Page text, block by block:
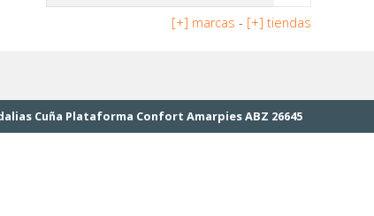
[+] marcas - [+] tiendas
Cuña Plataforma Confort Amarpies ABZ 26645